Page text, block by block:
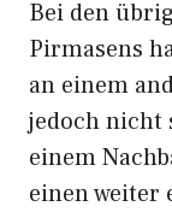
Bei den
Pirmasens
an einem
jedoch nicht
einem
einen weiter